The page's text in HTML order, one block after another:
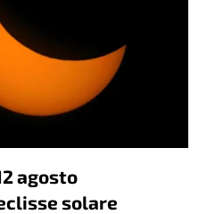
agosto
solare